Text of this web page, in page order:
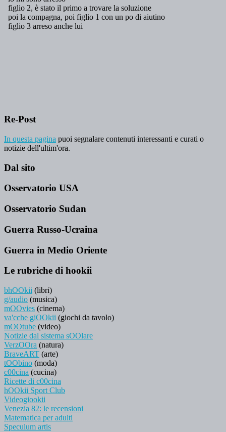
Re-Post
In questa pagina puoi segnalare contenuti interessanti e curati o
notizie dell'ultim'ora.
Dal sito
Osservatorio USA
Osservatorio Sudan
Guerra Russo-Ucraina
Guerra in Medio Oriente
Le rubriche di hookii
bhOOkii (libri)
g/audio (musica)
mOOvies (cinema)
va'cche giOOkii (giochi da tavolo)
mOOtube (video)
Notizie dal sistema sOOlare
VerzOOra (natura)
BraveART (arte)
tOObino (moda)
c00cina (cucina)
Ricette di c00cina
hOOkii Sport Club
Videogiookii
Venezia 82: le recensioni
Matematica per adulti
Speculum artis